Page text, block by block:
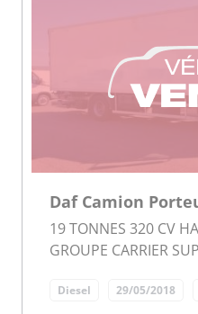
Daf Camion
19 TONNES 320 CV
GROUPE CARRIER
Diesel 29/05/2018